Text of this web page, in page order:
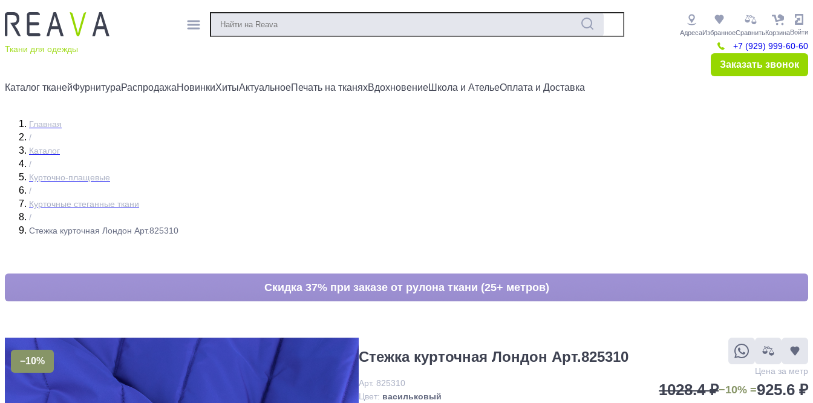
Ткани для одежды
АдресаИзбранноеСравнитьКорзинаВойти
+7 (929) 999-60-60
Заказать звонок
Каталог тканейФурнитураРаспродажаНовинкиХитыАктуальноеПечать на тканяхВдохновениеШкола и АтельеОплата и Доставка
Главная
/
Каталог
/
Курточно-плащевые
/
Курточные стеганные ткани
/
Стежка курточная Лондон Арт.825310
Скидка 37% при заказе от рулона ткани (25+ метров)
−10% Стежка курточная Лондон Арт.825310
Арт. 825310
Цвет: васильковый
Цена за метр
1028.4 ₽−10% =925.6 ₽